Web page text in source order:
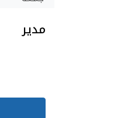
مدير